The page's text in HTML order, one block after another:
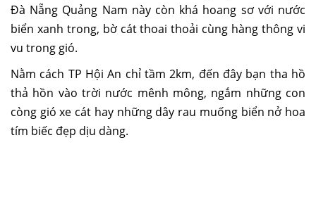
Đà Nẵng Quảng Nam này còn khá hoang sơ với nước
biển xanh trong, bờ cát thoai thoải cùng hàng thông vi
vu trong gió.
Nằm cách TP Hội An chỉ tầm 2km, đến đây bạn tha hồ
thả hồn vào trời nước mênh mông, ngắm những con
còng gió xe cát hay những dây rau muống biển nở hoa
tím biếc đẹp dịu dàng.